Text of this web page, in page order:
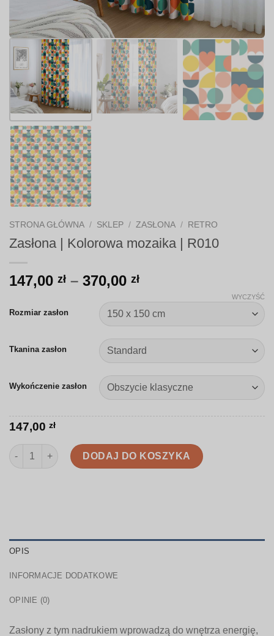
STRONA GŁÓWNA / SKLEP / ZASŁONA / RETRO
Zasłona | Kolorowa mozaika | R010
147,00 zł – 370,00 złZakres
od
147,00 zł
do
370,00 zł
Rozmiar zasłon
Tkanina zasłon
Wykończenie zasłon
WYCZYŚĆ
147,00 zł
ilość Zasłona | Kolorowa mozaika | R010
DODAJ DO KOSZYKA
OPIS
INFORMACJE DODATKOWE
OPINIE (0)
Zasłony z tym nadrukiem wprowadzą do wnętrza energię,